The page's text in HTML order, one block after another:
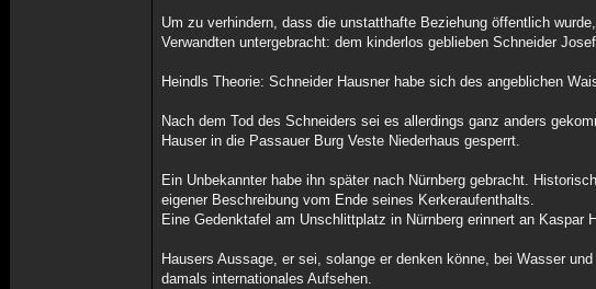
Um zu verhindern, dass die unstatthafte Beziehung öffentlich
Verwandten untergebracht: dem kinderlos geblieben Schneider
Heindls Theorie: Schneider Hausner habe sich des angeblichen
Nach dem Tod des Schneiders sei es allerdings ganz anders
Hauser in die Passauer Burg Veste Niederhaus gesperrt.
Ein Unbekannter habe ihn später nach Nürnberg gebracht.
eigener Beschreibung vom Ende seines Kerkeraufenthalts.
Eine Gedenktafel am Unschlittplatz in Nürnberg erinnert an
Hausers Aussage, er sei, solange er denken könne, bei Wasser
damals internationales Aufsehen.